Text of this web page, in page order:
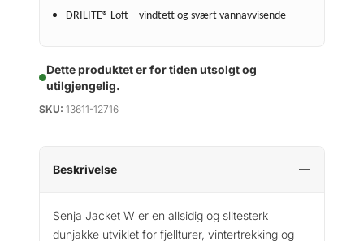
DRILITE® Loft – vindtett og svært vannavvisende
Dette produktet er for tiden utsolgt og
utilgjengelig.
SKU: 13611-12716
Beskrivelse
Senja Jacket W er en allsidig og slitesterk
dunjakke utviklet for fjellturer, vintertrekking og